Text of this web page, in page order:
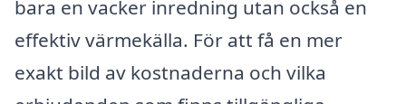
bara en vacker inredning utan också en
effektiv värmekälla. För att få en mer
exakt bild av kostnaderna och vilka